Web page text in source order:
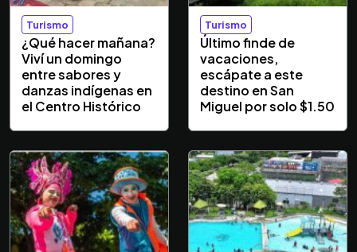
Turismo
¿Qué hacer mañana?
Viví un domingo
entre sabores y
danzas indígenas en
el Centro Histórico
Turismo
Último finde de
vacaciones,
escápate a este
destino en San
Miguel por solo $1.50